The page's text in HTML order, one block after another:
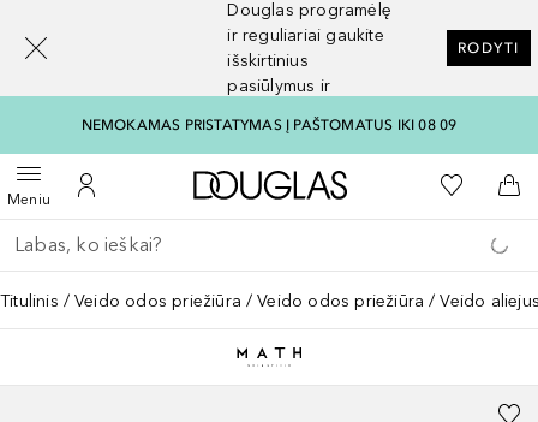
Douglas programėlę
ir reguliariai gaukite
išskirtinius
pasiūlymus ir
RODYTI
NEMOKAMAS PRISTATYMAS Į PAŠTOMATUS IKI 08 09
MeniuAtidaryti meniuĮ mano paskyrą
Į Douglas pagrindinį
Į mano
Į
Grįžk atgal
Vykdykite paiešką
Titulinis Veido odos priežiūra Veido odos priežiūra Veido
[navigation.slideout.screenreader]